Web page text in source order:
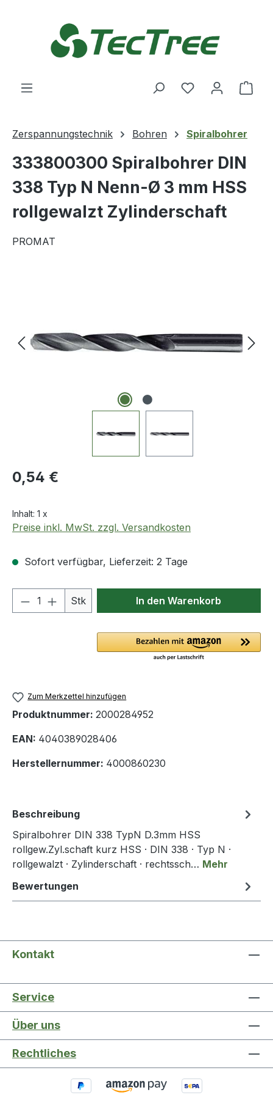
Du hast 0
Zerspannungstechnik Bohren Spiralbohrer
333800300 Spiralbohrer DIN
338 Typ N Nenn-Ø 3 mm HSS
rollgewalzt Zylinderschaft
PROMAT
Regulärer Preis:
0,54 €
Inhalt: 1 x
Preise inkl. MwSt. zzgl. Versandkosten
Sofort verfügbar, Lieferzeit: 2 Tage
Produkt Anzahl: Gib den
Stk In den Warenkorb
Zum Merkzettel hinzufügen
Produktnummer: 2000284952
EAN: 4040389028406
Herstellernummer: 4000860230
Beschreibung
Spiralbohrer DIN 338 TypN D.3mm HSS
rollgew.Zyl.schaft kurz HSS · DIN 338 · Typ N ·
rollgewalzt · Zylinderschaft · rechtssch… Mehr
Bewertungen
Kontakt
Service
Über uns
Rechtliches